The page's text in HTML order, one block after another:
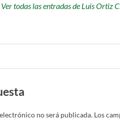
Ver todas las entradas de Luis Ortiz
no será publicada. Los